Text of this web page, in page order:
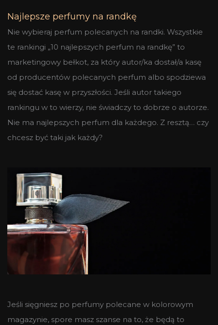
Najlepsze perfumy na randkę
Nie wybieraj perfum polecanych na randki. Wszystkie
te rankingi „10 najlepszych perfum na randkę” to
marketingowy bełkot, za który autor/ka dostał/a kasę
od producentów polecanych perfum albo spodziewa
się dostać kasę w przyszłości. Jeśli autor takiego
rankingu w to wierzy, nie świadczy to dobrze o autorze.
Nie ma najlepszych perfum dla każdego. Z resztą… czy
chcesz być taki jak każdy?
Jeśli sięgniesz po perfumy polecane w kolorowym
magazynie, spore masz szanse na to, że będą to